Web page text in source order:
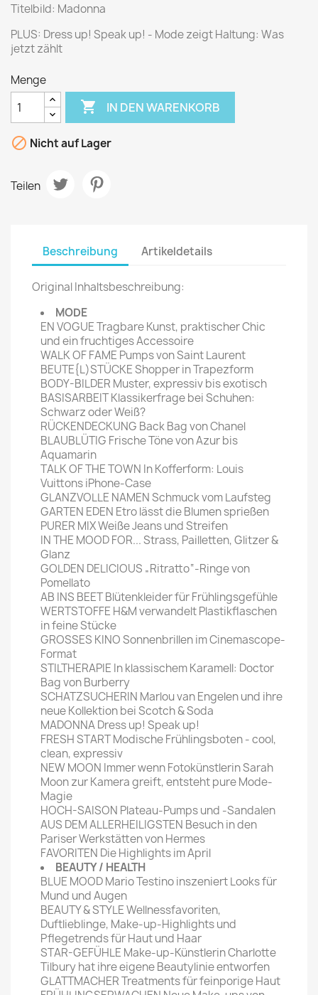
Titelbild: Madonna
PLUS: Dress up! Speak up! - Mode zeigt Haltung: Was
jetzt zählt
Menge
 IN DEN WARENKORB
 Nicht auf Lager
Teilen
Beschreibung Artikeldetails
Original Inhaltsbeschreibung:
MODE
EN VOGUE Tragbare Kunst, praktischer Chic
und ein fruchtiges Accessoire
WALK OF FAME Pumps von Saint Laurent
BEUTE{L)STÜCKE Shopper in Trapezform
BODY-BILDER Muster, expressiv bis exotisch
BASISARBEIT Klassikerfrage bei Schuhen:
Schwarz oder Weiß?
RÜCKENDECKUNG Back Bag von Chanel
BLAUBLÜTIG Frische Töne von Azur bis
Aquamarin
TALK OF THE TOWN In Kofferform: Louis
Vuittons iPhone-Case
GLANZVOLLE NAMEN Schmuck vom Laufsteg
GARTEN EDEN Etro lässt die Blumen sprießen
PURER MIX Weiße Jeans und Streifen
IN THE MOOD FOR... Strass, Pailletten, Glitzer &
Glanz
GOLDEN DELICIOUS „Ritratto“-Ringe von
Pomellato
AB INS BEET Blütenkleider für Frühlingsgefühle
WERTSTOFFE H&M verwandelt Plastikflaschen
in feine Stücke
GROSSES KINO Sonnenbrillen im Cinemascope-
Format
STILTHERAPIE In klassischem Karamell: Doctor
Bag von Burberry
SCHATZSUCHERIN Marlou van Engelen und ihre
neue Kollektion bei Scotch & Soda
MADONNA Dress up! Speak up!
FRESH START Modische Frühlingsboten - cool,
clean, expressiv
NEW MOON Immer wenn Fotokünstlerin Sarah
Moon zur Kamera greift, entsteht pure Mode-
Magie
HOCH-SAISON Plateau-Pumps und -Sandalen
AUS DEM ALLERHEILIGSTEN Besuch in den
Pariser Werkstätten von Hermes
FAVORITEN Die Highlights im April
BEAUTY / HEALTH
BLUE MOOD Mario Testino inszeniert Looks für
Mund und Augen
BEAUTY & STYLE Wellnessfavoriten,
Duftlieblinge, Make-up-Highlights und
Pflegetrends für Haut und Haar
STAR-GEFÜHLE Make-up-Künstlerin Charlotte
Tilbury hat ihre eigene Beautylinie entworfen
GLATTMACHER Treatments für feinporige Haut